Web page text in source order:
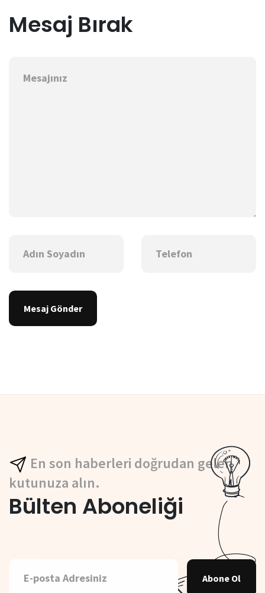
Mesaj Bırak
Mesaj Gönder
En son haberleri doğrudan gelen
kutunuza alın.
Bülten Aboneliği
Abone Ol